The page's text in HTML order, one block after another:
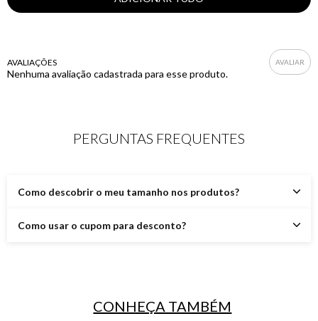
AVALIAÇÕES
Nenhuma avaliação cadastrada para esse produto.
PERGUNTAS FREQUENTES
Como descobrir o meu tamanho nos produtos?
Como usar o cupom para desconto?
CONHEÇA TAMBÉM